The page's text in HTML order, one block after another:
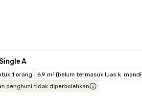
A
1 orang 6.9 m² (belum termasuk luas k.
penghuni tidak diperbolehkan